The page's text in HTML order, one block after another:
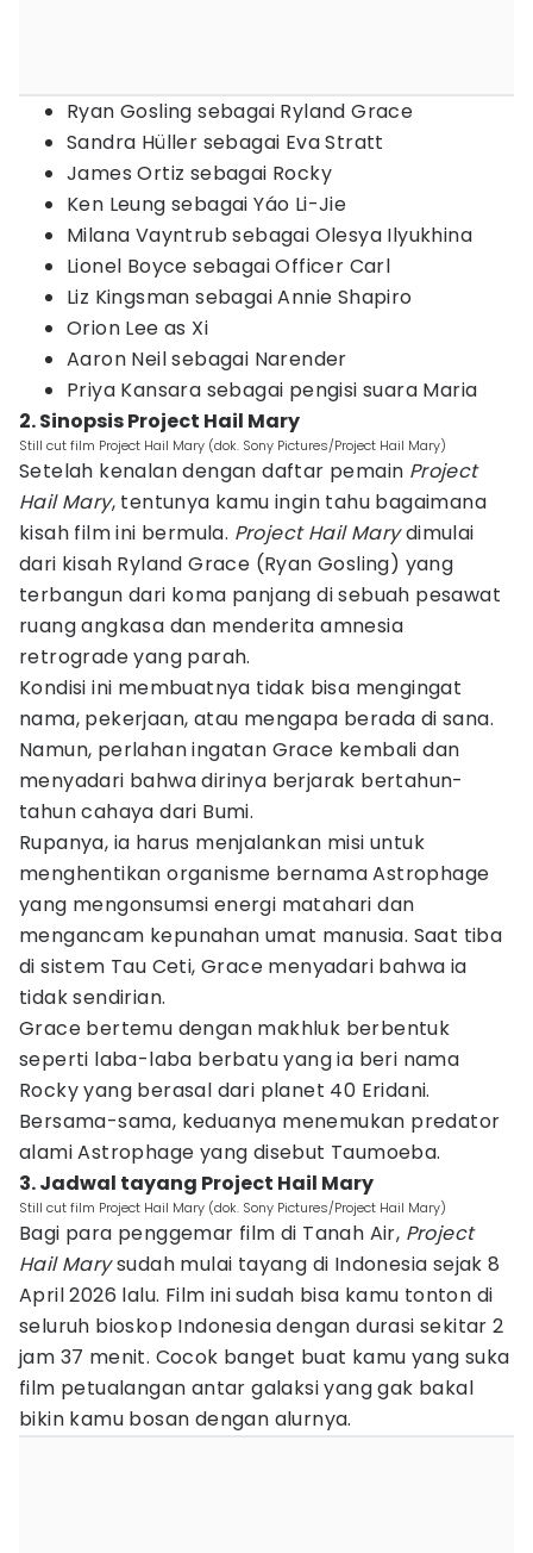
Ryan Gosling sebagai Ryland Grace
Sandra Hüller sebagai Eva Stratt
James Ortiz sebagai Rocky
Ken Leung sebagai Yáo Li-Jie
Milana Vayntrub sebagai Olesya Ilyukhina
Lionel Boyce sebagai Officer Carl
Liz Kingsman sebagai Annie Shapiro
Orion Lee as Xi
Aaron Neil sebagai Narender
Priya Kansara sebagai pengisi suara Maria
2. Sinopsis Project Hail Mary
Still cut film Project Hail Mary (dok. Sony Pictures/Project Hail Mary)
Setelah kenalan dengan daftar pemain Project
Hail Mary, tentunya kamu ingin tahu bagaimana
kisah film ini bermula. Project Hail Marydimulai
dari kisah Ryland Grace (Ryan Gosling) yang
terbangun dari koma panjang di sebuah pesawat
ruang angkasa dan menderita amnesia
retrograde yang parah.
Kondisi ini membuatnya tidak bisa mengingat
nama, pekerjaan, atau mengapa berada di sana.
Namun, perlahan ingatan Grace kembali dan
menyadari bahwa dirinya berjarak bertahun-
tahun cahaya dari Bumi.
Rupanya, ia harus menjalankan misi untuk
menghentikan organisme bernama Astrophage
yang mengonsumsi energi matahari dan
mengancam kepunahan umat manusia. Saat tiba
di sistem Tau Ceti, Grace menyadari bahwa ia
tidak sendirian.
Grace bertemu dengan makhluk berbentuk
seperti laba-laba berbatu yang ia beri nama
Rocky yang berasal dari planet 40 Eridani.
Bersama-sama, keduanya menemukan predator
alami Astrophage yang disebut Taumoeba.
3. Jadwal tayang Project Hail Mary
Still cut film Project Hail Mary (dok. Sony Pictures/Project Hail Mary)
Bagi para penggemar film di Tanah Air, Project
Hail Marysudah mulai tayang di Indonesia sejak 8
April 2026 lalu. Film ini sudah bisa kamu tonton di
seluruh bioskop Indonesia dengan durasi sekitar 2
jam 37 menit. Cocok banget buat kamu yang suka
film petualangan antar galaksi yang gak bakal
bikin kamu bosan dengan alurnya.